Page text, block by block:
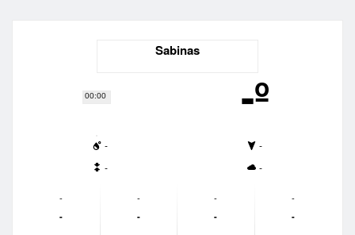
00:00
Sabinas
-º
-
-
-
-
-
-
-
-
-
-
-
-